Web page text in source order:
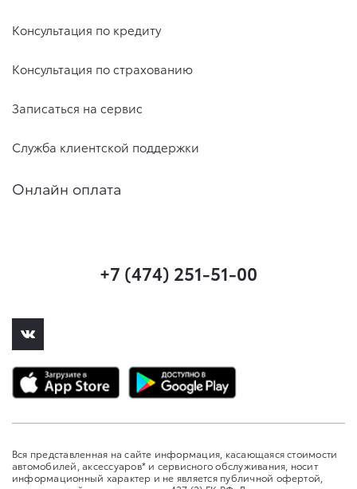
Консультация по кредиту
Консультация по страхованию
Записаться на сервис
Служба клиентской поддержки
Онлайн оплата
+7 (474) 251-51-00
Вся представленная на сайте информация, касающаяся стоимости
автомобилей, аксессуаров* и сервисного обслуживания, носит
информационный характер и не является публичной офертой,